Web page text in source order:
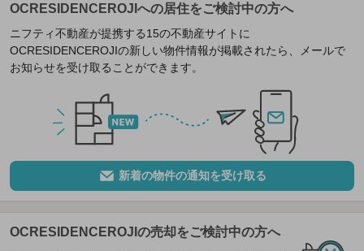
OCRESIDENCEROJIへの居住をご検討中の方へ
ニフティ不動産が提携する15の不動産サイトに
OCRESIDENCEROJIの新しい物件情報が掲載されたら、メールで
お知らせを受け取ることができます。
新着の物件の通知を受け取る
OCRESIDENCEROJIの売却をご検討中の方へ